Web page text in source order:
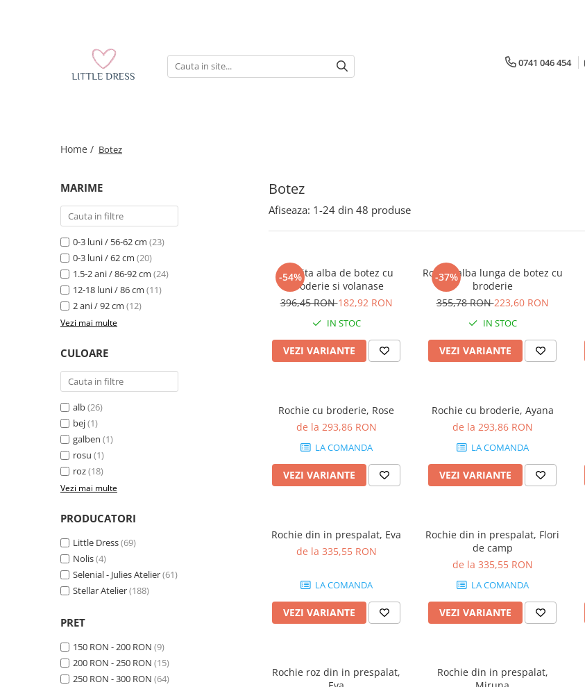
0741 046 454
Home / Botez
Botez
MARIME
0-3 luni / 56-62 cm (23)
0-3 luni / 62 cm (20)
1.5-2 ani / 86-92 cm (24)
12-18 luni / 86 cm (11)
2 ani / 92 cm (12)
Vezi mai multe
CULOARE
alb(26)
bej(1)
galben (1)
rosu (1)
roz(18)
Vezi mai multe
PRODUCATORI
Little Dress(69)
Nolis(4)
Selenial - Julies Atelier(61)
Stellar Atelier(188)
PRET
150 RON - 200 RON (9)
200 RON - 250 RON (15)
250 RON - 300 RON (64)
Afiseaza: 1-24 din 48 produse
-54%
Rochita alba de botez cu
broderie si volanase
396,45 RON182,92 RON
IN STOC
VEZI VARIANTE
-37%
Rochie alba lunga de botez cu
broderie
355,78 RON223,60 RON
IN STOC
VEZI VARIANTE
Rochie cu broderie, Rose
de la 293,86 RON
LA COMANDA
VEZI VARIANTE
Rochie cu broderie, Ayana
de la 293,86 RON
LA COMANDA
VEZI VARIANTE
Rochie din in prespalat, Eva
de la 335,55 RON
LA COMANDA
VEZI VARIANTE
Rochie din in prespalat, Flori
de camp
de la 335,55 RON
LA COMANDA
VEZI VARIANTE
Rochie roz din in prespalat,
Rochie din in prespalat,